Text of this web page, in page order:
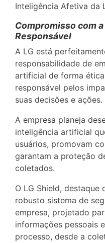
Inteligência Afetiva da
Compromisso com
Responsável
A LG está
responsabilidade de
artificial de forma
responsável pelos
suas decisões e ações.
A empresa planeja
inteligência artificial
usuários, promovam
garantam a proteção
coletados.
O LG Shield, destaque
robusto sistema de
empresa, projetado
informações pessoais
processo, desde a